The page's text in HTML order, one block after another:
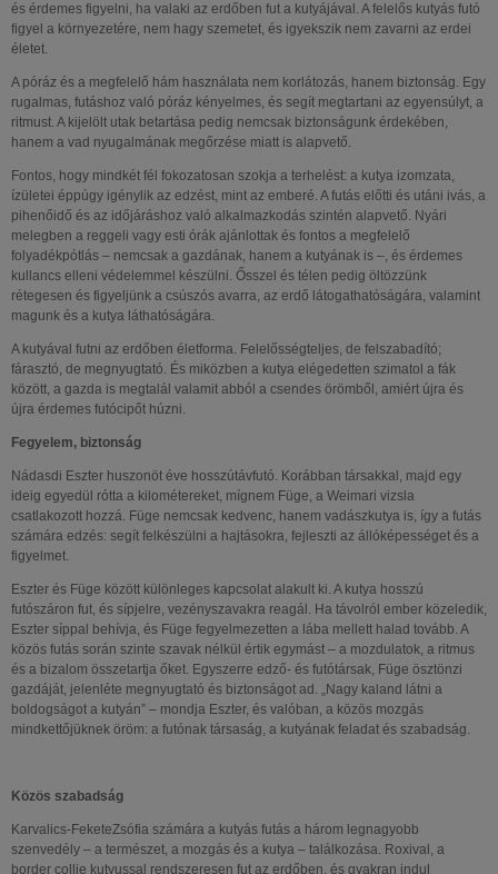
és érdemes figyelni, ha valaki az erdőben fut a kutyájával. A felelős kutyás futó
figyel a környezetére, nem hagy szemetet, és igyekszik nem zavarni az erdei
életet.
A póráz és a megfelelő hám használata nem korlátozás, hanem biztonság. Egy
rugalmas, futáshoz való póráz kényelmes, és segít megtartani az egyensúlyt, a
ritmust. A kijelölt utak betartása pedig nemcsak biztonságunk érdekében,
hanem a vad nyugalmának megőrzése miatt is alapvető.
Fontos, hogy mindkét fél fokozatosan szokja a terhelést: a kutya izomzata,
ízületei éppúgy igénylik az edzést, mint az emberé. A futás előtti és utáni ivás, a
pihenőidő és az időjáráshoz való alkalmazkodás szintén alapvető. Nyári
melegben a reggeli vagy esti órák ajánlottak és fontos a megfelelő
folyadékpótlás – nemcsak a gazdának, hanem a kutyának is –, és érdemes
kullancs elleni védelemmel készülni. Ősszel és télen pedig öltözzünk
rétegesen és figyeljünk a csúszós avarra, az erdő látogathatóságára, valamint
magunk és a kutya láthatóságára.
A kutyával futni az erdőben életforma. Felelősségteljes, de felszabadító;
fárasztó, de megnyugtató. És miközben a kutya elégedetten szimatol a fák
között, a gazda is megtalál valamit abból a csendes örömből, amiért újra és
újra érdemes futócipőt húzni.
Fegyelem, biztonság
Nádasdi Eszter huszonöt éve hosszútávfutó. Korábban társakkal, majd egy
ideig egyedül rótta a kilométereket, mígnem Füge, a Weimari vizsla
csatlakozott hozzá. Füge nemcsak kedvenc, hanem vadászkutya is, így a futás
számára edzés: segít felkészülni a hajtásokra, fejleszti az állóképességet és a
figyelmet.
Eszter és Füge között különleges kapcsolat alakult ki. A kutya hosszú
futószáron fut, és sípjelre, vezényszavakra reagál. Ha távolról ember közeledik,
Eszter síppal behívja, és Füge fegyelmezetten a lába mellett halad tovább. A
közös futás során szinte szavak nélkül értik egymást – a mozdulatok, a ritmus
és a bizalom összetartja őket. Egyszerre edző- és futótársak, Füge ösztönzi
gazdáját, jelenléte megnyugtató és biztonságot ad. „Nagy kaland látni a
boldogságot a kutyán” – mondja Eszter, és valóban, a közös mozgás
mindkettőjüknek öröm: a futónak társaság, a kutyának feladat és szabadság.
Közös szabadság
Karvalics-FeketeZsófia számára a kutyás futás a három legnagyobb
szenvedély – a természet, a mozgás és a kutya – találkozása. Roxival, a
border collie kutyussal rendszeresen fut az erdőben, és gyakran indul